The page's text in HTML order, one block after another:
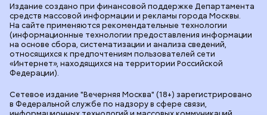
Сетевое издание "Вечерняя Москва" (18+) зарегистрировано
в Федеральной службе по надзору в сфере связи,
Издание создано при финансовой поддержке Департамента
средств массовой информации и рекламы города Москвы.
На сайте применяются рекомендательные технологии
(информационные технологии предоставления информации
на основе сбора, систематизации и анализа сведений,
относящихся к предпочтениям пользователей сети
«Интернет», находящихся на территории Российской
Федерации).